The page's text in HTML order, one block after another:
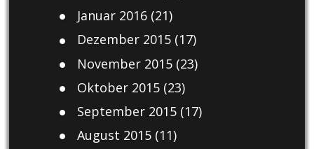
Januar 2016(21)
Dezember 2015(17)
November 2015(23)
Oktober 2015(23)
September 2015(17)
August 2015(11)